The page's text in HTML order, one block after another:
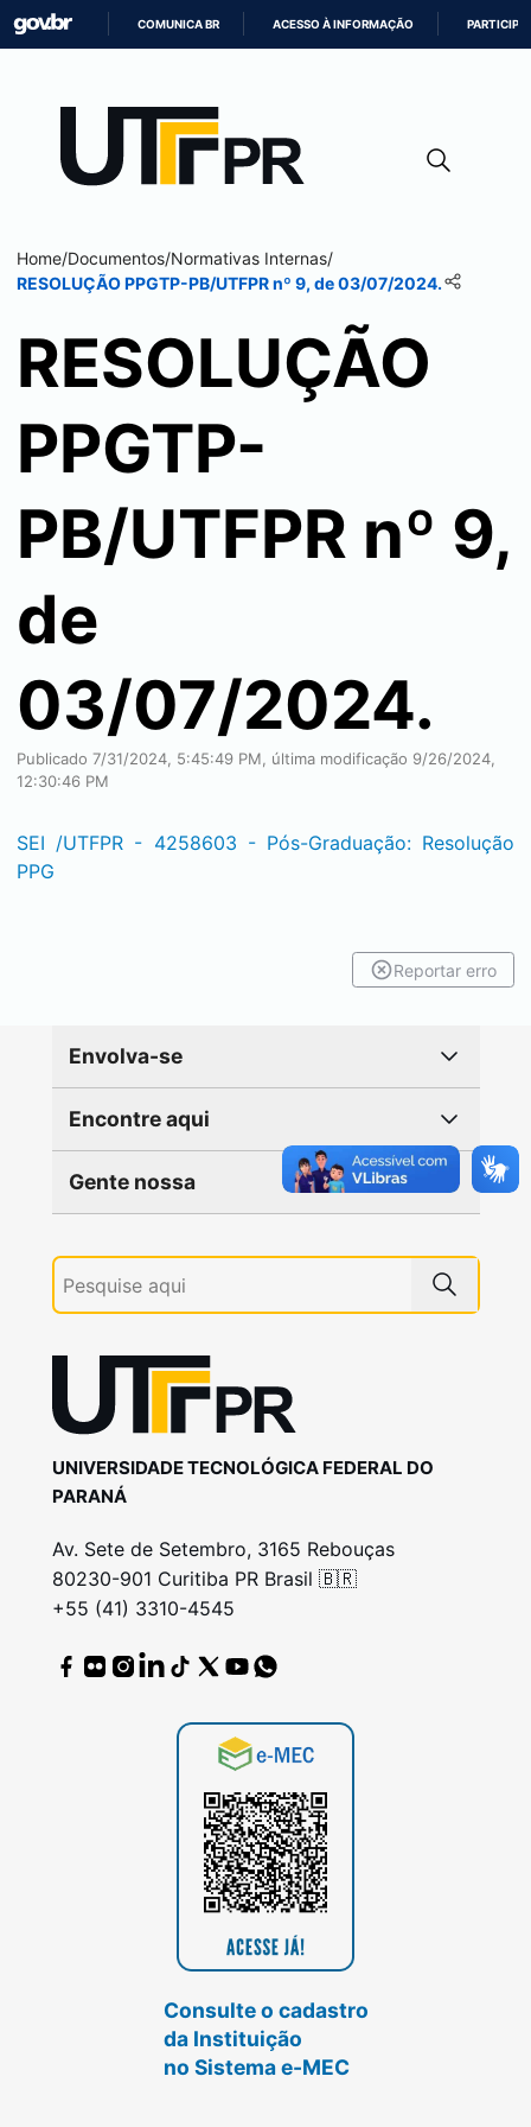
CONTEÚDO
COMUNICA BR ACESSO À INFORMAÇÃO PARTICIPE
Home/Documentos/Normativas Internas/
RESOLUÇÃO PPGTP-PB/UTFPR nº 9, de 03/07/2024.
RESOLUÇÃO
PPGTP-
PB/UTFPR nº 9,
de
03/07/2024.
Publicado 7/31/2024, 5:45:49 PM, última modificação 9/26/2024,
12:30:46 PM
SEI /UTFPR - 4258603 - Pós-Graduação: Resolução
PPG
Reportar erro
Envolva-se
Encontre aqui
Gente nossa
UNIVERSIDADE TECNOLÓGICA FEDERAL DO
PARANÁ
Av. Sete de Setembro, 3165 Rebouças
80230-901 Curitiba PR Brasil 🇧🇷
+55 (41) 3310-4545
Consulte o cadastro
da Instituição
no Sistema e-MEC